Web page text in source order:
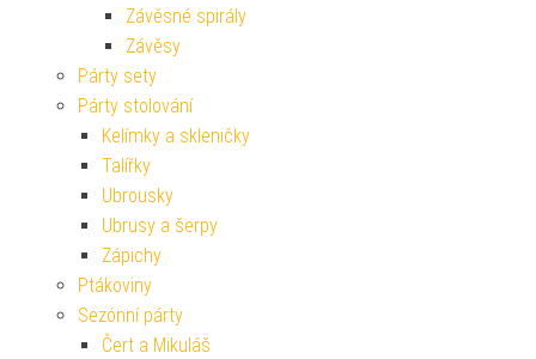
Závěsné spirály
Závěsy
Párty sety
Párty stolování
Kelímky a skleničky
Talířky
Ubrousky
Ubrusy a šerpy
Zápichy
Ptákoviny
Sezónní párty
Čert a Mikuláš